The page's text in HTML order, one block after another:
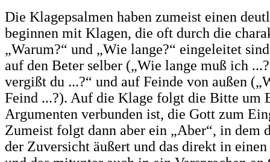
Die Klagepsalmen haben zumeist einen
beginnen mit Klagen, die oft durch die
„Warum?“ und „Wie lange?“ eingeleitet
auf den Beter selber („Wie lange muß ich
vergißt du ...?“ und auf Feinde von außen
Feind ...?). Auf die Klage folgt die Bitte um
Argumenten verbunden ist, die Gott zum
Zumeist folgt dann aber ein „Aber“, in dem
der Zuversicht äußert und das direkt in